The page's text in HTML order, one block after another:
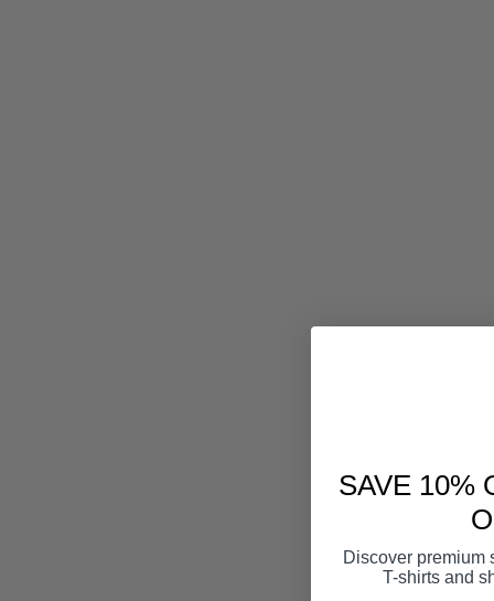
SAVE 10%
Discover
T-shirts and